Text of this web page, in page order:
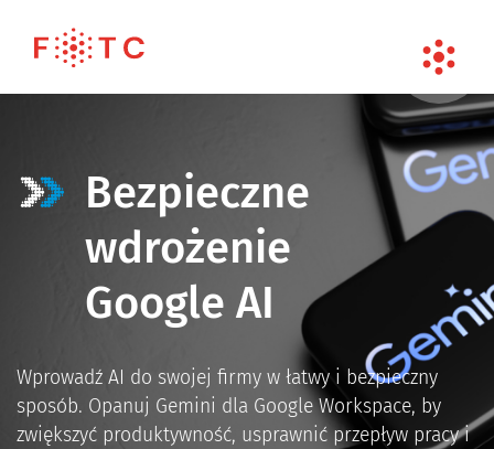
Bezpieczne
wdrożenie
Google AI
Wprowadź AI do swojej firmy w łatwy i bezpieczny
sposób. Opanuj Gemini dla Google Workspace, by
zwiększyć produktywność, usprawnić przepływ pracy i